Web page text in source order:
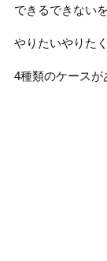
できるできない
やりたいやりた
4種類のケースが